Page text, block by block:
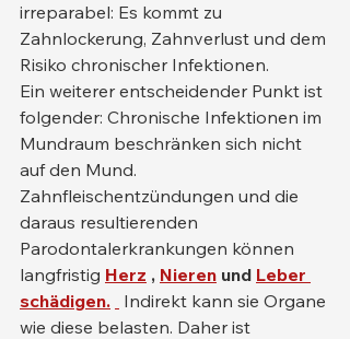
irreparabel: Es kommt zu
Zahnlockerung, Zahnverlust und dem
Risiko chronischer Infektionen.
Ein weiterer entscheidender Punkt ist
folgender: Chronische Infektionen im
Mundraum beschränken sich nicht
auf den Mund.
Zahnfleischentzündungen und die
daraus resultierenden
Parodontalerkrankungen können
langfristig Herz , Nieren und Leber
schädigen.
Indirekt kann sie Organe
wie diese belasten. Daher ist